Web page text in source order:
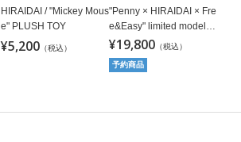
HIRAIDAI / "Mickey Mous
e" PLUSH TOY
¥5,200 （税込）
"Penny × HIRAIDAI × Fre
e&Easy" limited model /
BLACKOUT
¥19,800 （税込）
予約商品